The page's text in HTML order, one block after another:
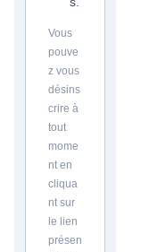
Vous
pouve
z vous
désins
crire à
tout
mome
nt en
cliqua
nt sur
le lien
présen